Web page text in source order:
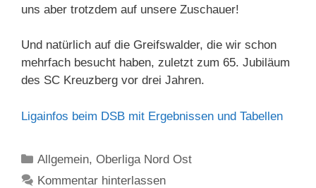
uns aber trotzdem auf unsere Zuschauer!
Und natürlich auf die Greifswalder, die wir schon
mehrfach besucht haben, zuletzt zum 65. Jubiläum
des SC Kreuzberg vor drei Jahren.
Ligainfos beim DSB mit Ergebnissen und Tabellen
Kategorien
Allgemein,Oberliga Nord Ost
Kommentar hinterlassen